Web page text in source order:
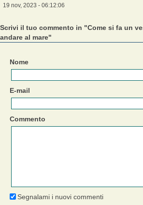
19 nov, 2023 - 06:12:06
Scrivi il tuo commento in "Come si fa un
andare al mare"
Nome
E-mail
Commento
Segnalami i nuovi commenti